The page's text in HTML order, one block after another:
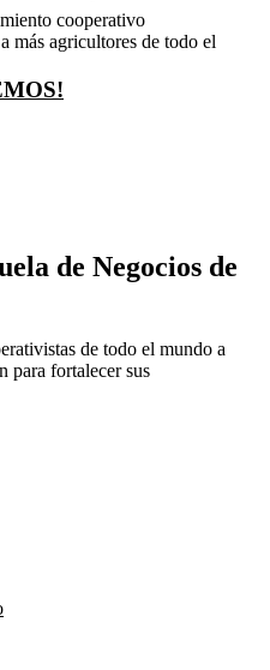
cooperativo
más agricultores de todo el
de Negocios de
de todo el mundo a
para fortalecer sus